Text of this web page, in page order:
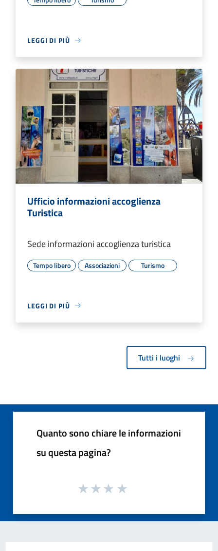
LEGGI DI PIÙ
Ufficio informazioni accoglienza
Turistica
Sede informazioni accoglienza turistica
Tempo libero Associazioni Turismo
LEGGI DI PIÙ
Tutti i luoghi
Quanto sono chiare le informazioni
su questa pagina?